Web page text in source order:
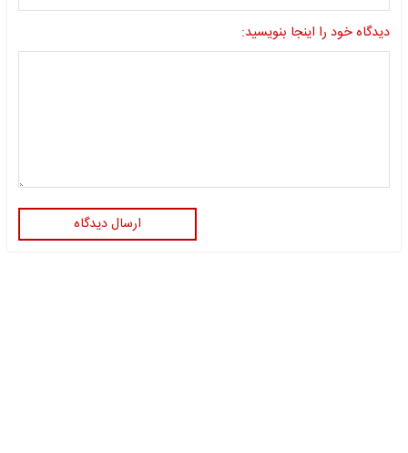
دیدگاه خود را اینجا بنویسید:
ارسال دیدگاه